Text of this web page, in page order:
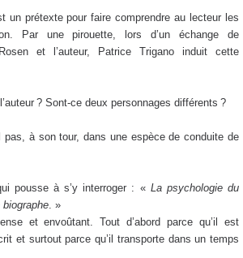
un prétexte pour faire comprendre au lecteur les
Par une pirouette, lors d’un échange de
et l’auteur, Patrice Trigano induit cette
? Sont-ce deux personnages différents ?
pas, à son tour, dans une espèce de conduite de
pousse à s’y interroger : « La psychologie du
. »
et envoûtant. Tout d’abord parce qu’il est
et surtout parce qu’il transporte dans un temps